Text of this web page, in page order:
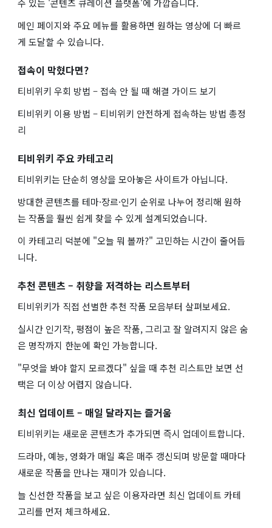
수 있는 '콘텐츠 큐레이션 플랫폼'에 가깝습니다.
메인 페이지와 주요 메뉴를 활용하면 원하는 영상에 더 빠르
게 도달할 수 있습니다.
접속이 막혔다면?
티비위키 우회 방법 – 접속 안 될 때 해결 가이드 보기
티비위키 이용 방법 – 티비위키 안전하게 접속하는 방법 총정
리
티비위키 주요 카테고리
티비위키는 단순히 영상을 모아놓은 사이트가 아닙니다.
방대한 콘텐츠를 테마·장르·인기 순위로 나누어 정리해 원하
는 작품을 훨씬 쉽게 찾을 수 있게 설계되었습니다.
이 카테고리 덕분에 "오늘 뭐 볼까?" 고민하는 시간이 줄어듭
니다.
추천 콘텐츠 – 취향을 저격하는 리스트부터
티비위키가 직접 선별한 추천 작품 모음부터 살펴보세요.
실시간 인기작, 평점이 높은 작품, 그리고 잘 알려지지 않은 숨
은 명작까지 한눈에 확인 가능합니다.
"무엇을 봐야 할지 모르겠다" 싶을 때 추천 리스트만 보면 선
택은 더 이상 어렵지 않습니다.
최신 업데이트 – 매일 달라지는 즐거움
티비위키는 새로운 콘텐츠가 추가되면 즉시 업데이트합니다.
드라마, 예능, 영화가 매일 혹은 매주 갱신되며 방문할 때마다
새로운 작품을 만나는 재미가 있습니다.
늘 신선한 작품을 보고 싶은 이용자라면 최신 업데이트 카테
고리를 먼저 체크하세요.